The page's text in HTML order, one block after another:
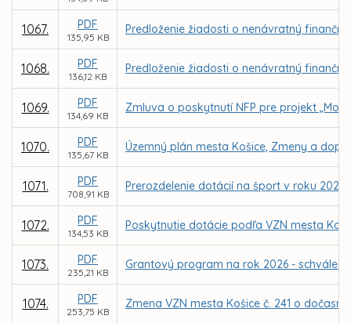
1067. PDF
135,95 KB
Predloženie žiadosti o nenávratný
1068. PDF
136,12 KB
Predloženie žiadosti o nenávratný
1069. PDF
134,69 KB
Zmluva o poskytnutí NFP pre projekt
1070. PDF
135,67 KB
Územný plán mesta Košice, Zmeny a
1071. PDF
708,91 KB
Prerozdelenie dotácií na šport v roku 2026
1072. PDF
134,53 KB
Poskytnutie dotácie podľa VZN mesta
1073. PDF
235,21 KB
Grantový program na rok 2026 -
1074. PDF
253,75 KB
Zmena VZN mesta Košice č. 241 o